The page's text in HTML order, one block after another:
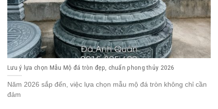
Lưu ý lựa chọn Mẫu Mộ đá tròn đẹp, chuẩn phong thủy 2026
Năm 2026 sắp đến, việc lựa chọn mẫu mộ đá tròn không chỉ cần
đảm